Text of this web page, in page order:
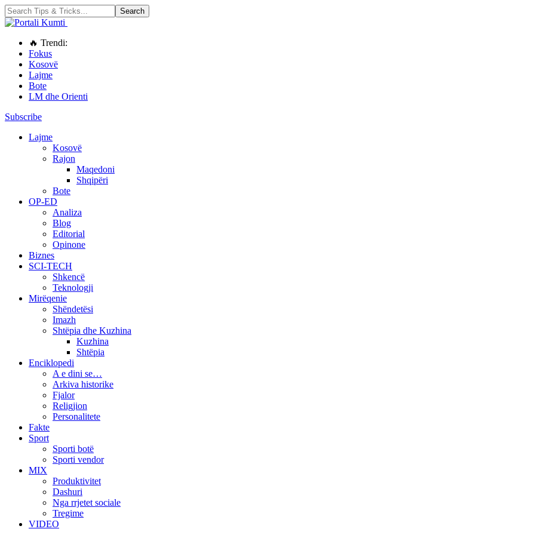
🔥 Trendi:
Fokus
Kosovë
Lajme
Bote
LM dhe Orienti
Subscribe
Lajme
Kosovë
Rajon
Maqedoni
Shqipëri
Bote
OP-ED
Analiza
Blog
Editorial
Opinone
Biznes
SCI-TECH
Shkencë
Teknologji
Mirëqenie
Shëndetësi
Imazh
Shtëpia dhe Kuzhina
Kuzhina
Shtëpia
Enciklopedi
A e dini se…
Arkiva historike
Fjalor
Religjion
Personalitete
Fakte
Sport
Sporti botë
Sporti vendor
MIX
Produktivitet
Dashuri
Nga rrjetet sociale
Tregime
VIDEO